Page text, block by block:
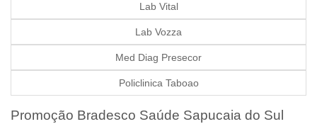
Lab Vital
Lab Vozza
Med Diag Presecor
Policlinica Taboao
Promoção Bradesco Saúde Sapucaia do Sul